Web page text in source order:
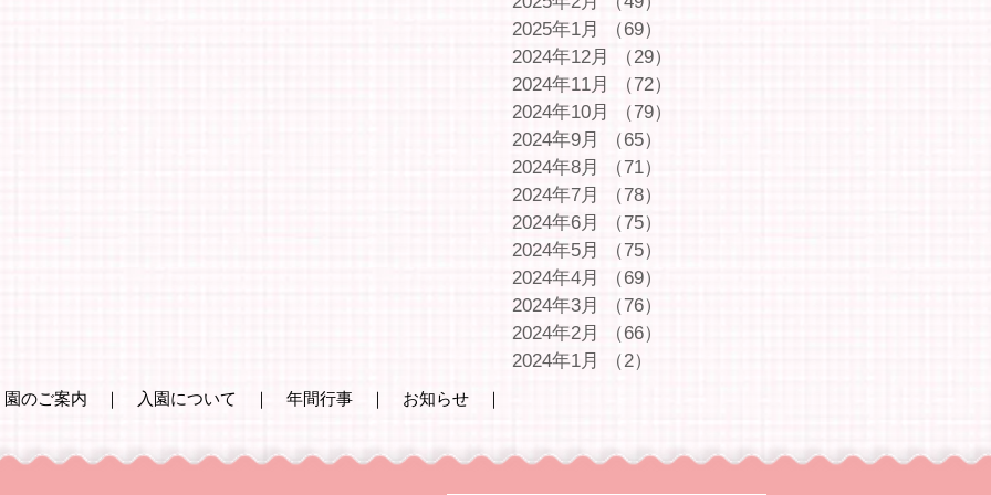
2025年1月
（69）
2024年12月
（29）
2024年11月
（72）
2024年10月
（79）
2024年9月
（65）
2024年8月
（71）
2024年7月
（78）
2024年6月
（75）
2024年5月
（75）
2024年4月
（69）
2024年3月
（76）
2024年2月
（66）
2024年1月
（2）
園のご案内 ｜ 入園について ｜ 年間行事 ｜ お知らせ ｜